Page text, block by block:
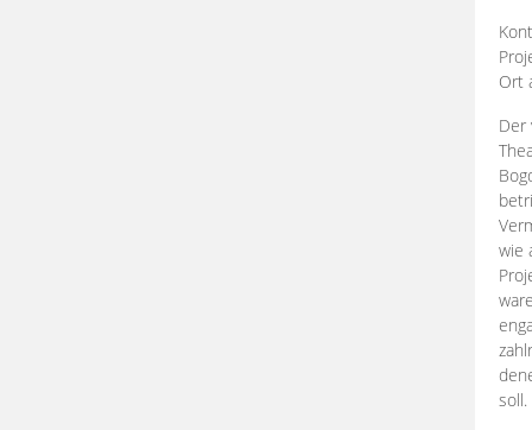
Ort
Der
wie
zahlr
soll.